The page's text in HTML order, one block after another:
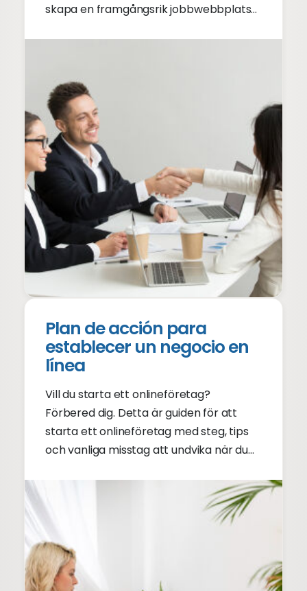
skapa en framgångsrik jobbwebbplats?
Plan de acción para
establecer un negocio en
línea
Vill du starta ett onlineföretag?
Förbered dig. Detta är guiden för att
starta ett onlineföretag med steg, tips
och vanliga misstag att undvika när du